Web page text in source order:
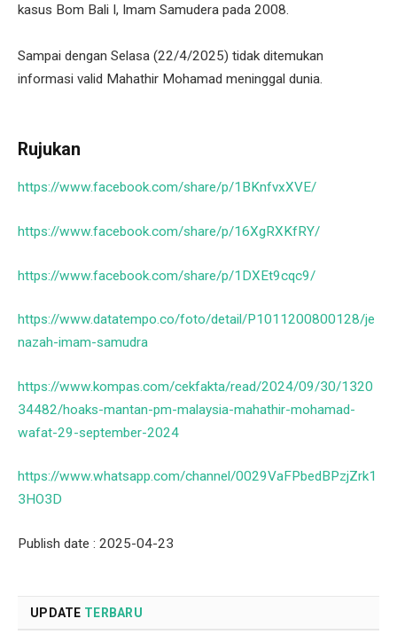
kasus Bom Bali I, Imam Samudera pada 2008.
Sampai dengan Selasa (22/4/2025) tidak ditemukan
informasi valid Mahathir Mohamad meninggal dunia.
Rujukan
https://www.facebook.com/share/p/1BKnfvxXVE/
https://www.facebook.com/share/p/16XgRXKfRY/
https://www.facebook.com/share/p/1DXEt9cqc9/
https://www.datatempo.co/foto/detail/P1011200800128/je
nazah-imam-samudra
https://www.kompas.com/cekfakta/read/2024/09/30/1320
34482/hoaks-mantan-pm-malaysia-mahathir-mohamad-
wafat-29-september-2024
https://www.whatsapp.com/channel/0029VaFPbedBPzjZrk1
3HO3D
Publish date : 2025-04-23
UPDATE TERBARU